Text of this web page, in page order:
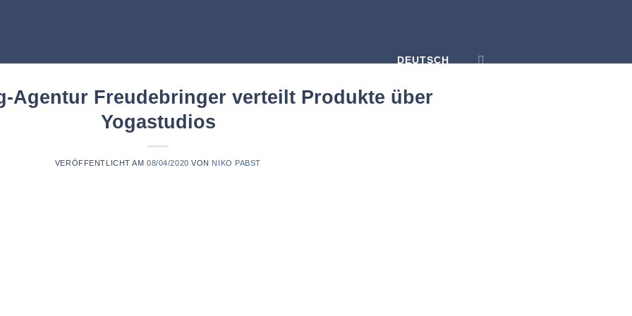
DEUTSCH
Agentur Freudebringer verteilt Produkte über
Yogastudios
VERÖFFENTLICHT AM08/04/2020 VON NIKO PABST